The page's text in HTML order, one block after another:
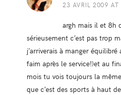
23 AVRIL 2009
argh mais il et 8h
sérieusement c’est pas trop
j’arriverais à manger
faim après le service!)et au
mois tu vois toujours la
que c’est des sports à haut